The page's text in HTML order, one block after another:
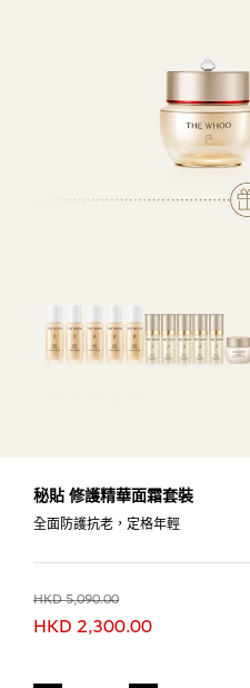
秘貼 修護精華面霜套裝
全面防護抗老，定格年輕
HKD 5,090.00
HKD 2,300.00